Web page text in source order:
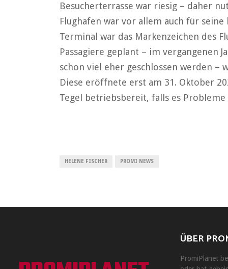
Besucherterrasse war riesig – daher
Flughafen war vor allem auch für seine
Terminal war das Markenzeichen des
Passagiere geplant – im vergangenen
schon viel eher geschlossen werden –
Diese eröffnete erst am 31. Oktober
Tegel betriebsbereit, falls es Probleme
HELENE FISCHER PROMI NEWS
ÜBER
PromiPlanet